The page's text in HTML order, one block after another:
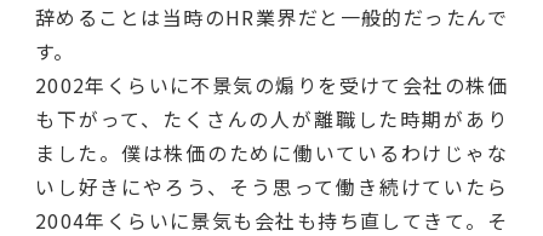
辞めることは当時のHR業界だと一般的だったんで
す。
2002年くらいに不景気の煽りを受けて会社の株価
も下がって、たくさんの人が離職した時期があり
ました。僕は株価のために働いているわけじゃな
いし好きにやろう、そう思って働き続けていたら
2004年くらいに景気も会社も持ち直してきて。そ